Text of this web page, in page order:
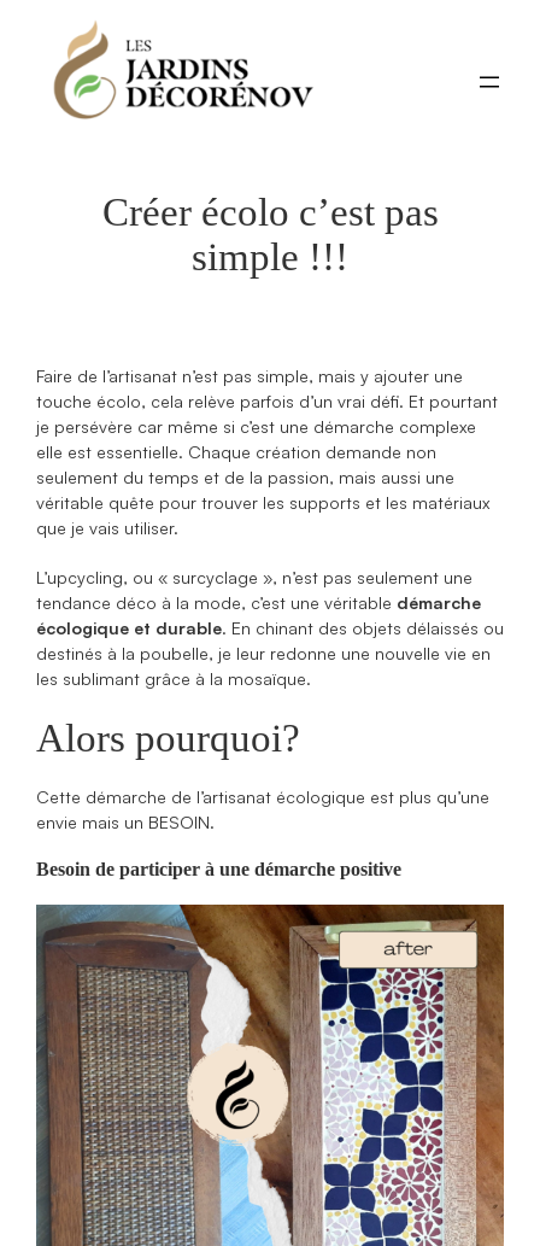
contenu
Créer écolo c’est pas
simple !!!
Faire de l’artisanat n’est pas simple, mais y ajouter une
touche écolo, cela relève parfois d’un vrai défi. Et pourtant
je persévère car même si c’est une démarche complexe
elle est essentielle. Chaque création demande non
seulement du temps et de la passion, mais aussi une
véritable quête pour trouver les supports et les matériaux
que je vais utiliser.
L’upcycling, ou « surcyclage », n’est pas seulement une
tendance déco à la mode, c’est une véritable démarche
écologique et durable. En chinant des objets délaissés ou
destinés à la poubelle, je leur redonne une nouvelle vie en
les sublimant grâce à la mosaïque.
Alors pourquoi?
Cette démarche de l’artisanat écologique est plus qu’une
envie mais un BESOIN.
Besoin de participer à une démarche positive